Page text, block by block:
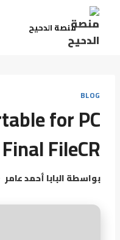
منصة الدحيح
BLOG
for PC
FileCR
بواسطةالبابا أحمد عامر